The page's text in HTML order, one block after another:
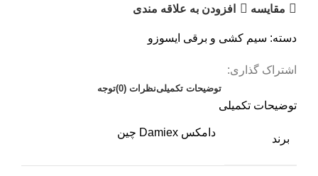
مقایسه افزودن به علاقه مندی
دسته: سیم کشی و برقی ایسوزو
اشتراک گذاری:
توضیحات تکمیلینظرات (0) توجه
توضیحات تکمیلی
برند
دامکس Damiex چین